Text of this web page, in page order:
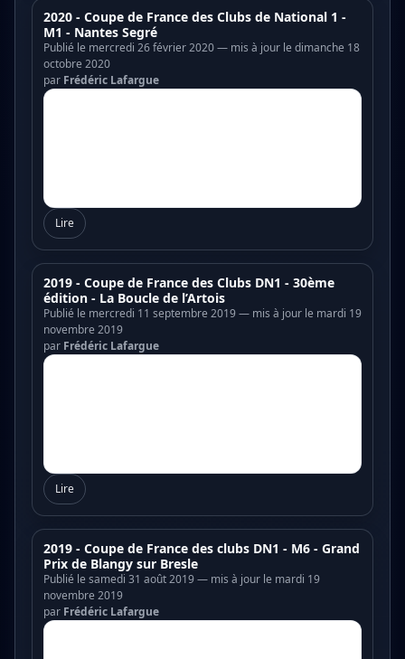
2020 - Coupe de France des Clubs de National 1 -
M1 - Nantes Segré
Publié le mercredi 26 février 2020 — mis à jour le dimanche 18
octobre 2020
par Frédéric Lafargue
Lire
2019 - Coupe de France des Clubs DN1 - 30ème
édition - La Boucle de l’Artois
Publié le mercredi 11 septembre 2019 — mis à jour le mardi 19
novembre 2019
par Frédéric Lafargue
Lire
2019 - Coupe de France des clubs DN1 - M6 - Grand
Prix de Blangy sur Bresle
Publié le samedi 31 août 2019 — mis à jour le mardi 19
novembre 2019
par Frédéric Lafargue